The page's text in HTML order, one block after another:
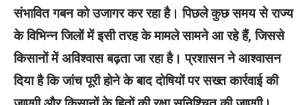
संभावित गबन को उजागर कर रहा है। पिछले कुछ समय से राज्य
के विभिन्न जिलों में इसी तरह के मामले सामने आ रहे हैं, जिससे
किसानों में अविश्वास बढ़ता जा रहा है। प्रशासन ने आश्वासन
दिया है कि जांच पूरी होने के बाद दोषियों पर सख्त कार्रवाई की